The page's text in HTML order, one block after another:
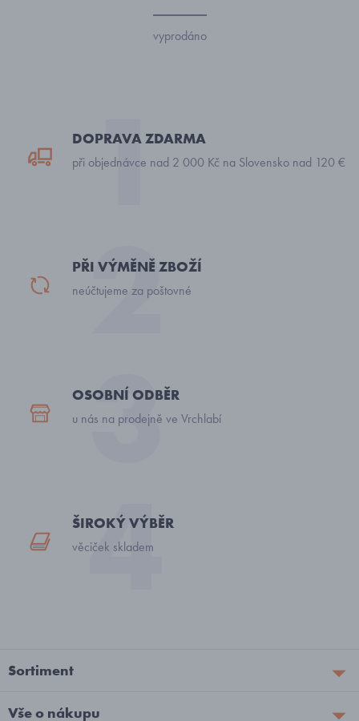
vyprodáno
DOPRAVA ZDARMA
při objednávce nad 2 000 Kč na Slovensko nad 120 €
PŘI VÝMĚNĚ ZBOŽÍ
neúčtujeme za poštovné
OSOBNÍ ODBĚR
u nás na prodejně ve Vrchlabí
ŠIROKÝ VÝBĚR
věciček skladem
Sortiment
Vše o nákupu